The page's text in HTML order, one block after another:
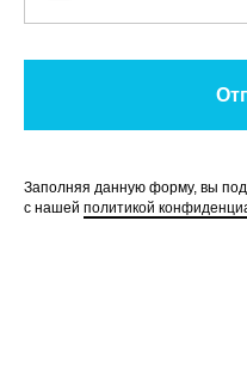
Заполняя данную форму, вы
с нашей политикой